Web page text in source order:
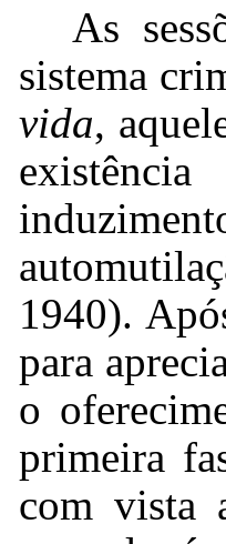
As
sistema
vida,
1940).
para
o
primeira
com vista